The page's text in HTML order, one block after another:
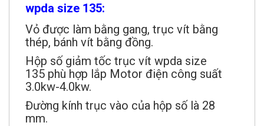
wpda size 135:
Vỏ được làm bằng gang, trục vít bằng
thép, bánh vít bằng đồng.
Hộp số giảm tốc trục vít wpda size
135 phù hợp lắp Motor điện công suất
3.0kw-4.0kw.
Đường kính trục vào của hộp số là 28
mm.